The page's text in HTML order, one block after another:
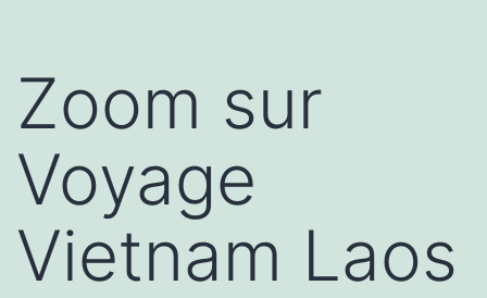
Zoom sur
Voyage
Vietnam Laos